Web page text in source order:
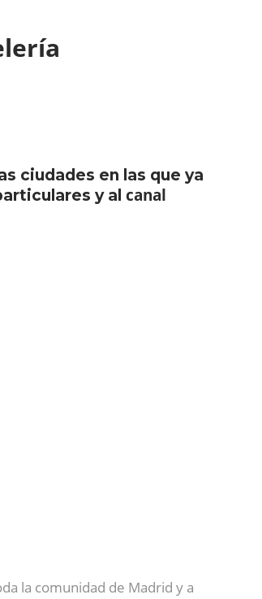
ciudades en las que ya
y al canal
la comunidad de Madrid y a